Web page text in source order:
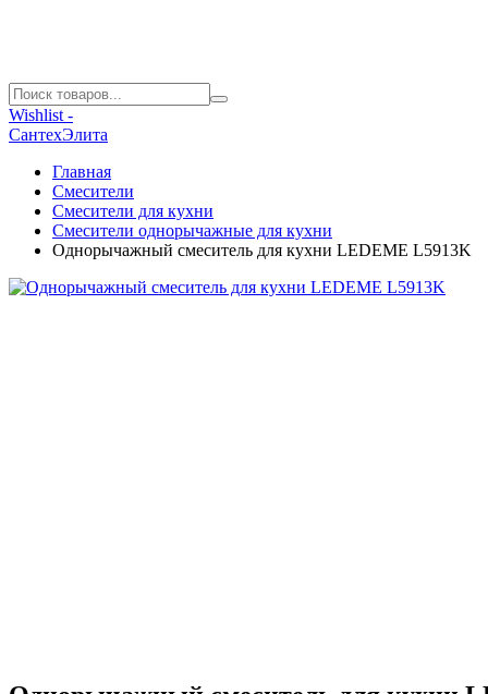
Wishlist -
СантехЭлита
Главная
Смесители
Смесители для кухни
Смесители однорычажные для кухни
Однорычажный смеситель для кухни LEDEME L5913K